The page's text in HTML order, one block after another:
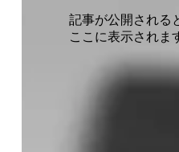
記事が公開される
ここに表示されま